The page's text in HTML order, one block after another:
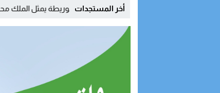
أخر المستجدات
بوريطة يمثل الملك محمد السادس في